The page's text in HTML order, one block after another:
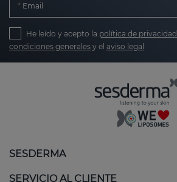
Email
He leído y acepto la política de privacidad
condiciones generales y el aviso legal
SESDERMA
SERVICIO AL CLIENTE